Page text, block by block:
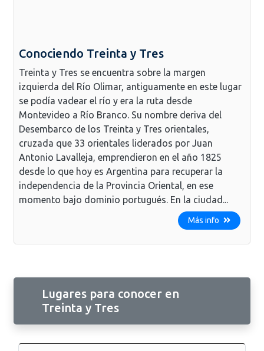
Conociendo Treinta y Tres
Treinta y Tres se encuentra sobre la margen
izquierda del Río Olimar, antiguamente en este lugar
se podía vadear el río y era la ruta desde
Montevideo a Río Branco. Su nombre deriva del
Desembarco de los Treinta y Tres orientales,
cruzada que 33 orientales liderados por Juan
Antonio Lavalleja, emprendieron en el año 1825
desde lo que hoy es Argentina para recuperar la
independencia de la Provincia Oriental, en ese
momento bajo dominio portugués. En la ciudad...
Más info
Lugares para conocer en
Treinta y Tres